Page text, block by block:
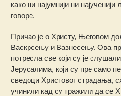
како ни најумнији ни
говоре.
Причао је о Христу, Његовом
Васкрсењу и Вазнесењу. Ова
потресла све који су је
Јерусалима, који су пре само
сведоци Христовог страдања,
учинили кад су тражили да се